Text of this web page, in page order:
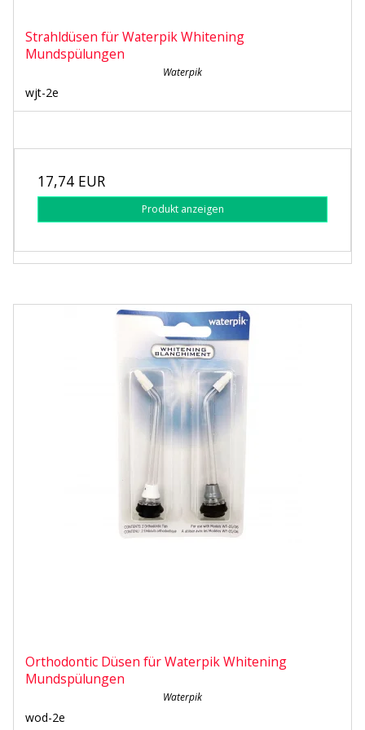
Strahldüsen für Waterpik Whitening
Mundspülungen
Waterpik
wjt-2e
17,74 EUR
Produkt anzeigen
Orthodontic Düsen für Waterpik Whitening
Mundspülungen
Waterpik
wod-2e